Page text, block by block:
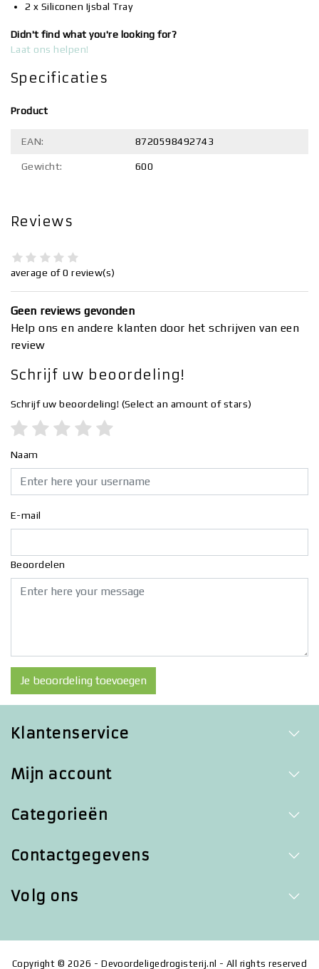
2 x Siliconen Ijsbal Tray
Didn't find what you're looking for?
Laat ons helpen!
Specificaties
Product
EAN: 8720598492743
Gewicht: 600
Reviews
average of 0 review(s)
Geen reviews gevonden
Help ons en andere klanten door het schrijven van een
review
Schrijf uw beoordeling!
Schrijf uw beoordeling! (Select an amount of stars)
Naam
E-mail
Beoordelen
Je beoordeling toevoegen
Klantenservice
Mijn account
Categorieën
Contactgegevens
Volg ons
Copyright © 2026 - Devoordeligedrogisterij.nl - All rights reserved